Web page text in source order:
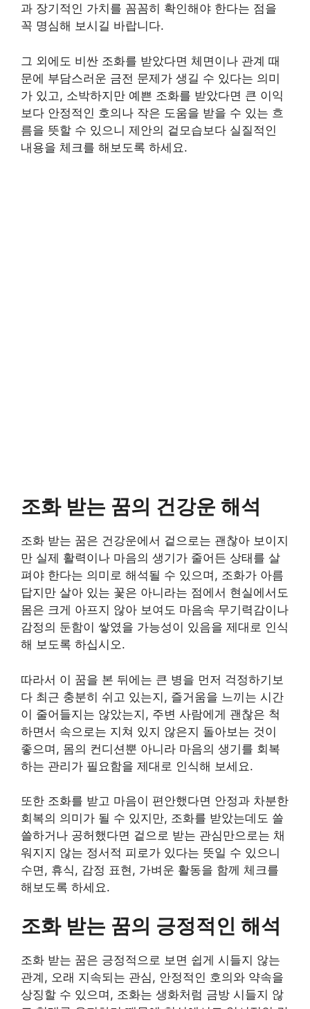
과 장기적인 가치를 꼼꼼히 확인해야 한다는 점을
꼭 명심해 보시길 바랍니다.
그 외에도 비싼 조화를 받았다면 체면이나 관계 때
문에 부담스러운 금전 문제가 생길 수 있다는 의미
가 있고, 소박하지만 예쁜 조화를 받았다면 큰 이익
보다 안정적인 호의나 작은 도움을 받을 수 있는 흐
름을 뜻할 수 있으니 제안의 겉모습보다 실질적인
내용을 체크를 해보도록 하세요.
조화 받는 꿈의 건강운 해석
조화 받는 꿈은 건강운에서 겉으로는 괜찮아 보이지
만 실제 활력이나 마음의 생기가 줄어든 상태를 살
펴야 한다는 의미로 해석될 수 있으며, 조화가 아름
답지만 살아 있는 꽃은 아니라는 점에서 현실에서도
몸은 크게 아프지 않아 보여도 마음속 무기력감이나
감정의 둔함이 쌓였을 가능성이 있음을 제대로 인식
해 보도록 하십시오.
따라서 이 꿈을 본 뒤에는 큰 병을 먼저 걱정하기보
다 최근 충분히 쉬고 있는지, 즐거움을 느끼는 시간
이 줄어들지는 않았는지, 주변 사람에게 괜찮은 척
하면서 속으로는 지쳐 있지 않은지 돌아보는 것이
좋으며, 몸의 컨디션뿐 아니라 마음의 생기를 회복
하는 관리가 필요함을 제대로 인식해 보세요.
또한 조화를 받고 마음이 편안했다면 안정과 차분한
회복의 의미가 될 수 있지만, 조화를 받았는데도 쓸
쓸하거나 공허했다면 겉으로 받는 관심만으로는 채
워지지 않는 정서적 피로가 있다는 뜻일 수 있으니
수면, 휴식, 감정 표현, 가벼운 활동을 함께 체크를
해보도록 하세요.
조화 받는 꿈의 긍정적인 해석
조화 받는 꿈은 긍정적으로 보면 쉽게 시들지 않는
관계, 오래 지속되는 관심, 안정적인 호의와 약속을
상징할 수 있으며, 조화는 생화처럼 금방 시들지 않